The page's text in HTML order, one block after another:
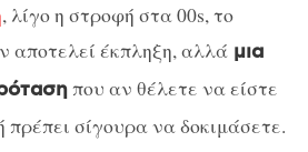
, λίγο η στροφή στα 00s, το
αποτελεί έκπληξη, αλλά μια
που αν θέλετε να είστε
σίγουρα να δοκιμάσετε.